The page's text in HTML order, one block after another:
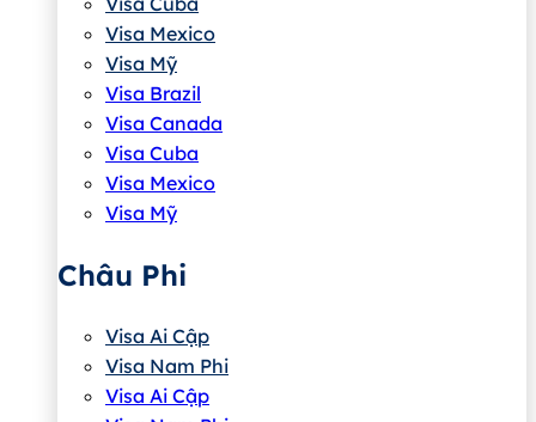
Visa Mexico
Visa Mỹ
Visa Brazil
Visa Canada
Visa Cuba
Visa Mexico
Visa Mỹ
Châu Phi
Visa Ai Cập
Visa Nam Phi
Visa Ai Cập